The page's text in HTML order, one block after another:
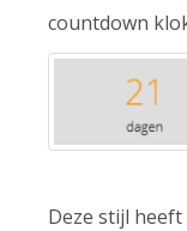
countdown
Deze stijl